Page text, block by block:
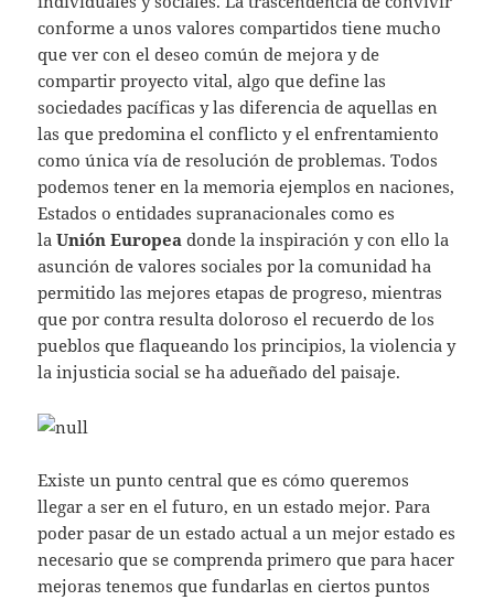
conforme a unos valores compartidos tiene mucho
que ver con el deseo común de mejora y de
compartir proyecto vital, algo que define las
sociedades pacíficas y las diferencia de aquellas en
las que predomina el conflicto y el enfrentamiento
como única vía de resolución de problemas. Todos
podemos tener en la memoria ejemplos en naciones,
Estados o entidades supranacionales como es
laUnión Europea donde la inspiración y con ello la
asunción de valores sociales por la comunidad ha
permitido las mejores etapas de progreso, mientras
que por contra resulta doloroso el recuerdo de los
pueblos que flaqueando los principios, la violencia y
la injusticia social se ha adueñado del paisaje.
Existe un punto central que es cómo queremos
llegar a ser en el futuro, en un estado mejor. Para
poder pasar de un estado actual a un mejor estado es
necesario que se comprenda primero que para hacer
mejoras tenemos que fundarlas en ciertos puntos